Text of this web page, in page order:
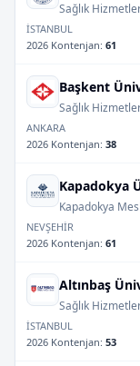
Sağlık
İSTANBUL
2026 Kontenjan: 61
Başkent
Sağlık
ANKARA
2026 Kontenjan: 38
Kapadokya
Kapadokya
NEVŞEHİR
2026 Kontenjan: 61
Altınbaş
Sağlık
İSTANBUL
2026 Kontenjan: 53